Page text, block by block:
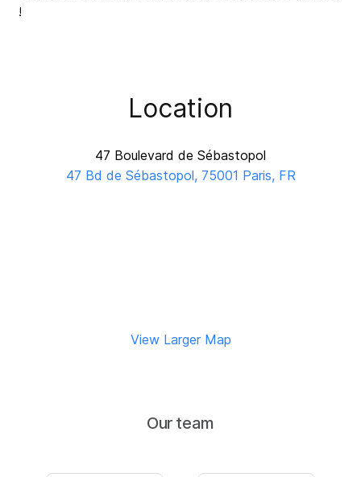
!
Location
47 Boulevard de Sébastopol
47 Bd de Sébastopol, 75001 Paris, FR
View Larger Map
Our team